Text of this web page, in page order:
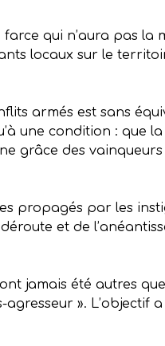
qui n’aura pas la
locaux sur le
armés est sans
une condition : que
grâce des vainqueurs
propagés par les
et de
jamais été autres
». L’objectif a